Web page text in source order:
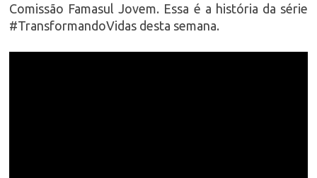
Comissão Famasul Jovem. Essa é a história da série
#TransformandoVidas desta semana.